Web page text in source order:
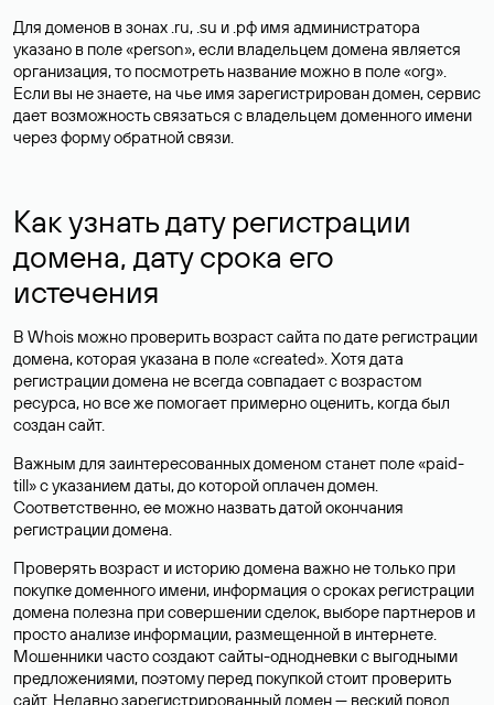
Для доменов в зонах .ru, .su и .рф имя администратора
указано в поле «person», если владельцем домена является
организация, то посмотреть название можно в поле «org».
Если вы не знаете, на чье имя зарегистрирован домен, сервис
дает возможность связаться с владельцем доменного имени
через форму обратной связи.
Как узнать дату регистрации
домена, дату срока его
истечения
В Whois можно проверить возраст сайта по дате регистрации
домена, которая указана в поле «created». Хотя дата
регистрации домена не всегда совпадает с возрастом
ресурса, но все же помогает примерно оценить, когда был
создан сайт.
Важным для заинтересованных доменом станет поле «paid-
till» с указанием даты, до которой оплачен домен.
Соответственно, ее можно назвать датой окончания
регистрации домена.
Проверять возраст и историю домена важно не только при
покупке доменного имени, информация о сроках регистрации
домена полезна при совершении сделок, выборе партнеров и
просто анализе информации, размещенной в интернете.
Мошенники часто создают сайты-однодневки с выгодными
предложениями, поэтому перед покупкой стоит проверить
сайт. Недавно зарегистрированный домен — веский повод